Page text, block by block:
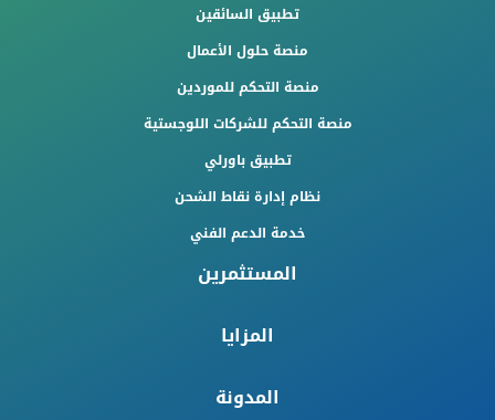
تطبيق السائقين
منصة حلول الأعمال
منصة التحكم للموردين
منصة التحكم للشركات اللوجستية
تطبيق باورلي
نظام إدارة نقاط الشحن
خدمة الدعم الفني
المستثمرين
المزايا
المدونة